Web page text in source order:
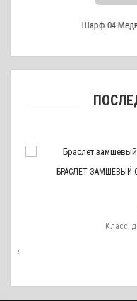
Шарф 04
БРАСЛЕТ ЗАМШЕВЫЙ
Класс,